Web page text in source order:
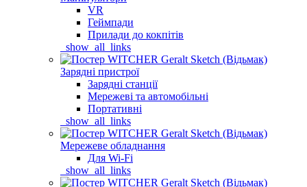
VR
Геймпади
Прилади до кокпітів
_show_all_links
Зарядні пристрої
Зарядні станції
Мережеві та автомобільні
Портативні
_show_all_links
Мережеве обладнання
Для Wi-Fi
_show_all_links